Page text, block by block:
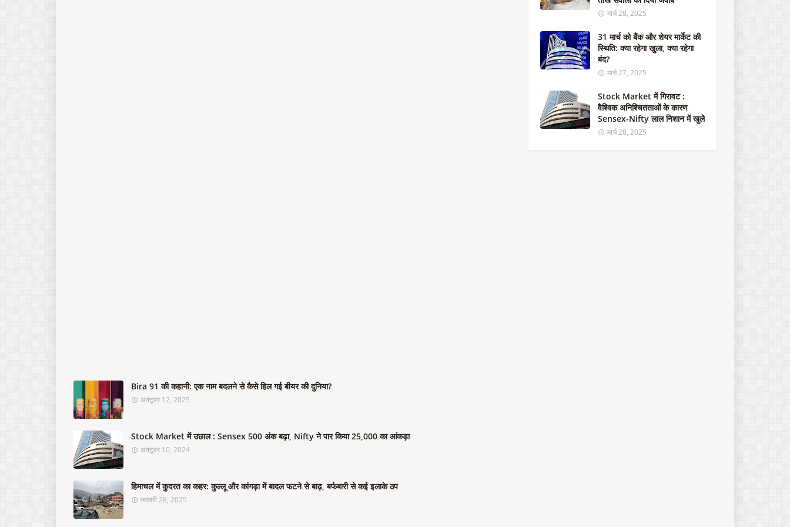
का
र
1
.
5
ला
क
रो
ड़
रु
Bira 91 की कहानी: एक नाम बदलने से कैसे हिल गई बीयर की दुनिया?
अक्टूबर 12, 2025
Stock Market में उछाल : Sensex 500 अंक बढ़ा, Nifty ने पार किया 25,000 का आंकड़ा
अक्टूबर 10, 2024
हिमाचल में कुदरत का कहर: कुल्लू और कांगड़ा में बादल फटने से बाढ़, बर्फबारी से कई इलाके ठप
फ़रवरी 28, 2025
मार्च 28, 2025
31 मार्च को बैंक और शेयर मार्केट की
स्थिति: क्या रहेगा खुला, क्या रहेगा
बंद?
मार्च 27, 2025
Stock Market में गिरावट :
वैश्विक अनिश्चितताओं के कारण
Sensex-Nifty लाल निशान में खुले
मार्च 28, 2025